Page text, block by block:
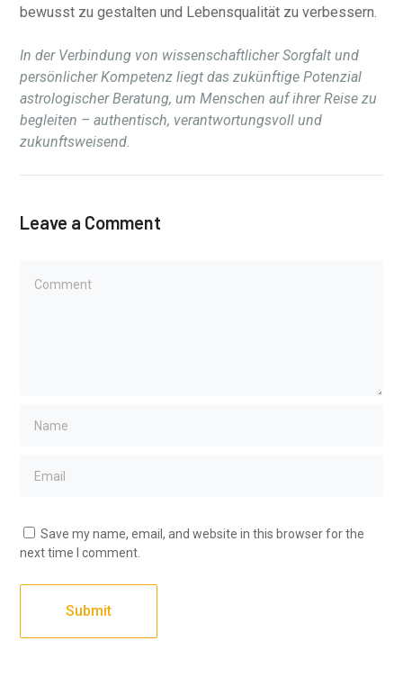
bewusst zu gestalten und Lebensqualität zu verbessern.
In der Verbindung von wissenschaftlicher Sorgfalt und
persönlicher Kompetenz liegt das zukünftige Potenzial
astrologischer Beratung, um Menschen auf ihrer Reise zu
begleiten – authentisch, verantwortungsvoll und
zukunftsweisend.
Leave a Comment
Save my name, email, and website in this browser for the
next time I comment.